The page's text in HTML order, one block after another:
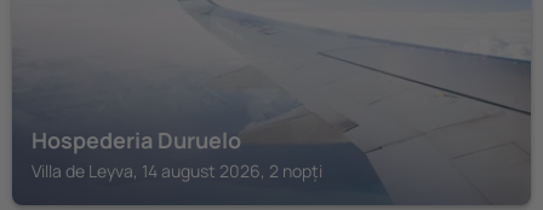
Hospederia Duruelo
Villa de Leyva, 14 august 2026, 2 nopți